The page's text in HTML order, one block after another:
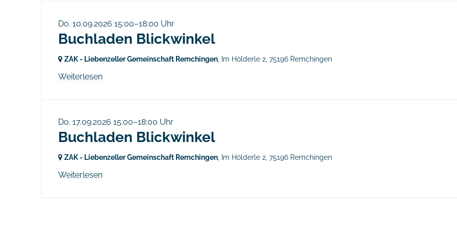
Do. 10.09.2026 15:00–18:00 Uhr
Buchladen Blickwinkel
ZAK - Liebenzeller Gemeinschaft Remchingen, Im Hölderle 2, 75196 Remchingen
Weiterlesen
Do. 17.09.2026 15:00–18:00 Uhr
Buchladen Blickwinkel
ZAK - Liebenzeller Gemeinschaft Remchingen, Im Hölderle 2, 75196 Remchingen
Weiterlesen